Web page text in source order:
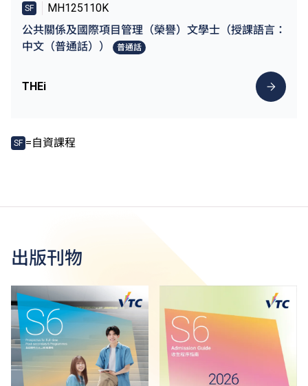
SF
MH125110K
公共關係及國際項目管理（榮譽）文學士（授課語言：
中文（普通話））
普通話
THEi
SF =自資課程
出版刊物